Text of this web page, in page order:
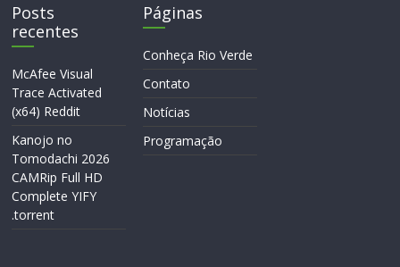
Posts
recentes
McAfee Visual
Trace Activated
(x64) Reddit
Kanojo no
Tomodachi 2026
CAMRip Full HD
Complete YIFY
.torrent
Páginas
Conheça Rio Verde
Contato
Notícias
Programação